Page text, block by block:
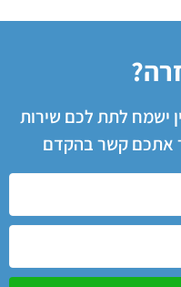
ישמח לתת לכם שירות
אתכם קשר בהקדם